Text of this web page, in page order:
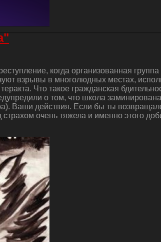
когда организованная
взрывы в многолюдных местах,
Что такое гражданская
о том, что школа
Ваши действия. Если бы ты
очень тяжела и именно этого